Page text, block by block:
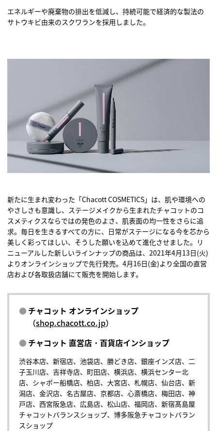
エネルギーや廃棄物の排出を低減し、持続可能で経済的な製法の
サトウキビ由来のスクワランを採用しました。
新たに生まれ変わった「Chacott COSMETICS」は、肌や環境への
やさしさも意識し、ステージメイクから生まれたチャコットのコ
スメティクスならではの発色のよさ、肌表面の均一性をさらに追
求。毎日を生きるすべての方に、日常がステージになる今を芯から
美しく彩ってほしい、そうした願いを込めて進化させました。リ
ニューアルした新しいラインナップの商品は、2021年4月13日(火)
よりオンラインショップで先行発売。4月16日(金)より全国の直営
店および各取扱店舗にて販売を開始します。
チャコット オンラインショップ
（shop.chacott.co.jp）
チャコット 直営店・百貨店インショップ
渋谷本店、新宿店、池袋店、勝どき店、銀座インズ店、二
子玉川店、吉祥寺店、町田店、横浜店、横浜センター北
店、シャポー船橋店、柏店、大宮店、札幌店、仙台店、新
潟店、金沢店、名古屋店、京都店、心斎橋店、梅田店、神
戸店、西宮阪急店、広島店、松山店、福岡店、新宿髙島屋
チャコットバランスショップ、博多阪急チャコットバラン
スショップ